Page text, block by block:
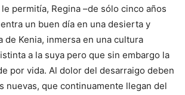
permitía, Regina –de sólo cinco años
un buen día en una desierta y
de Kenia, inmersa en una cultura
a la suya pero que sin embargo la
por vida. Al dolor del desarraigo deben
nuevas, que continuamente llegan del